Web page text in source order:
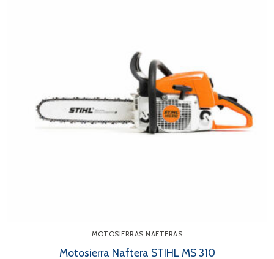
MOTOSIERRAS NAFTERAS
Motosierra Naftera STIHL MS 310